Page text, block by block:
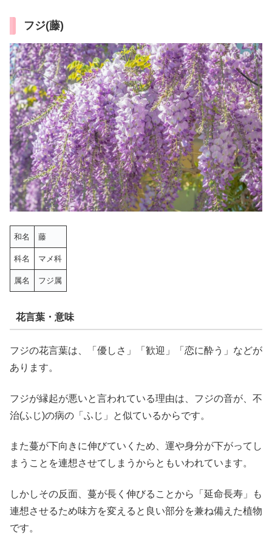
フジ(藤)
和名 藤
科名 マメ科
属名 フジ属
花言葉・意味
フジの花言葉は、「優しさ」「歓迎」「恋に酔う」などが
あります。
フジが縁起が悪いと言われている理由は、フジの音が、不
治(ふじ)の病の「ふじ」と似ているからです。
また蔓が下向きに伸びていくため、運や身分が下がってし
まうことを連想させてしまうからともいわれています。
しかしその反面、蔓が長く伸びることから「延命長寿」も
連想させるため味方を変えると良い部分を兼ね備えた植物
です。